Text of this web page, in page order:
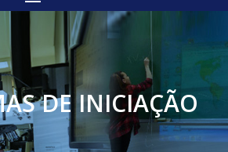
DE INICIAÇÃO